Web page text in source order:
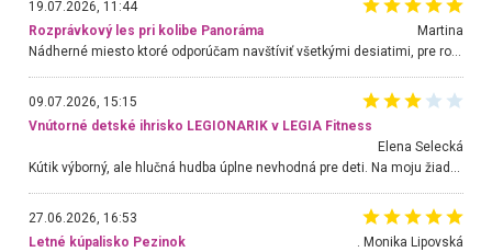
19.07.2026, 11:44
Rozprávkový les pri kolibe Panoráma
Martina
Nádherné miesto ktoré odporúčam navštíviť všetkými desiatimi, pre rodiny s deťmi, dôchodcom... Proste a jednoducho ozaj rozprávkový les.. určite ešte prídeme. Odniesli sme si na pamiatku krásne tričká,
09.07.2026, 15:15
Vnútorné detské ihrisko LEGIONARIK v LEGIA Fitness
Elena Selecká
Kútik výborný, ale hlučná hudba úplne nevhodná pre deti. Na moju žiadosť o aspoň sušenie nereagovali.
27.06.2026, 16:53
Letné kúpalisko Pezinok
. Monika Lipovská